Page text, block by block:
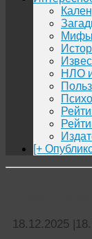
Мифы
НЛО
[+
18.12.2025 |